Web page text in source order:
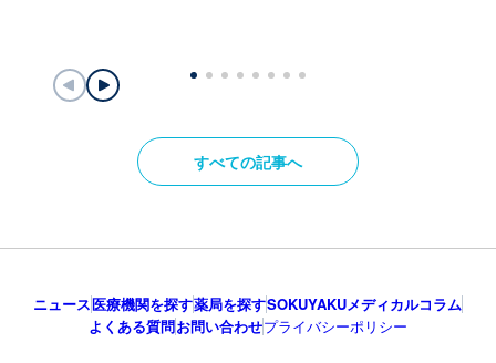
すべての記事へ
ニュース医療機関を探す薬局を探すSOKUYAKUメディカルコラム
よくある質問お問い合わせプライバシーポリシー